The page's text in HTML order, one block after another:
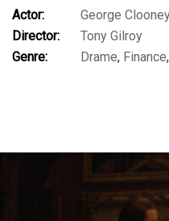
Actor: George Clooney
Tom Wilkinson
Director:
Tony Gilroy
Genre:
Drame, Finance,